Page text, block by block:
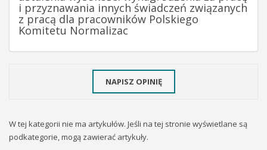
i przyznawania innych świadczeń związanych
z pracą dla pracowników Polskiego
Komitetu Normalizac
NAPISZ OPINIĘ
W tej kategorii nie ma artykułów. Jeśli na tej stronie wyświetlane są
podkategorie, mogą zawierać artykuły.